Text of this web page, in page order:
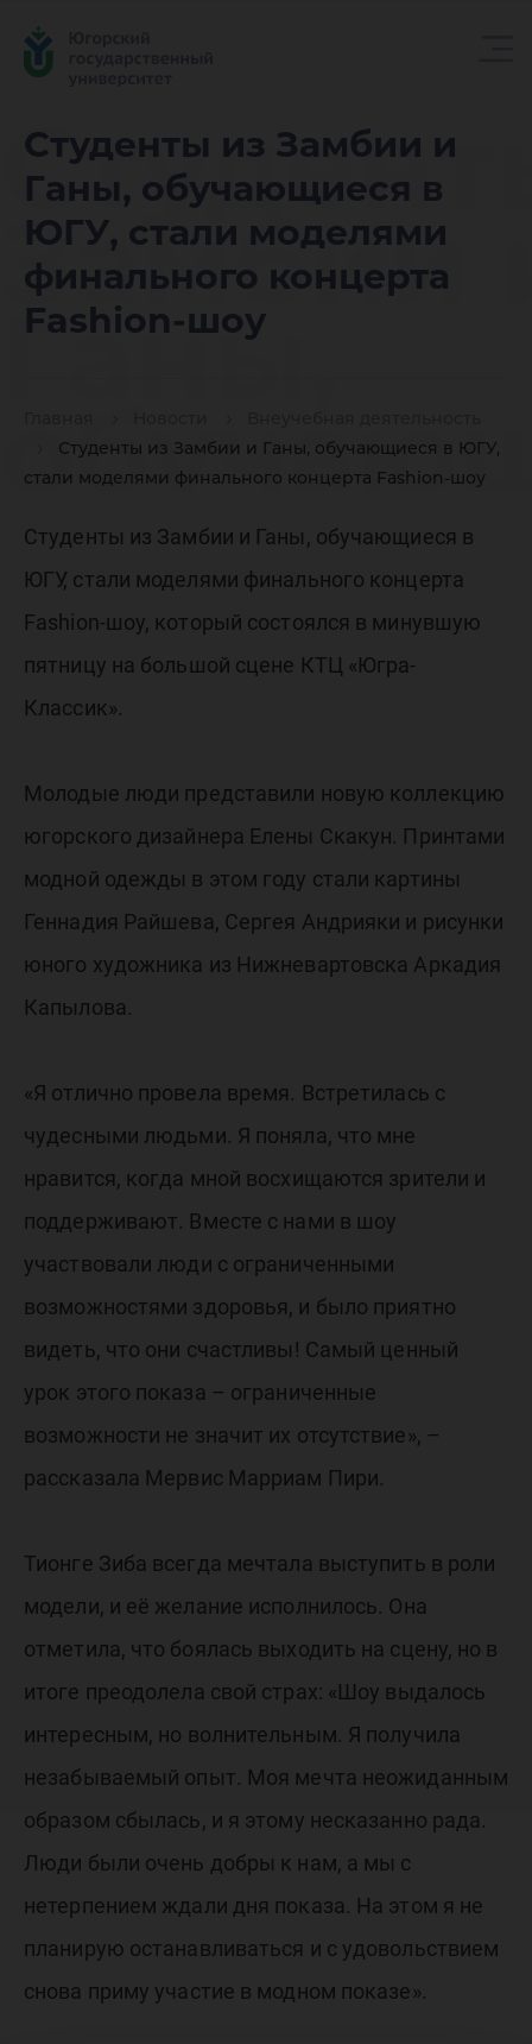
Студенты из Замбии и
Ганы, обучающиеся в
ЮГУ, стали моделями
финального концерта
Fashion-шоу
Студенты из Замбии и Ганы, обучающиеся в ЮГУ,
стали моделями финального концерта Fashion-шоу
Замбии
Ганы,
в ЮГУ,
Студенты из Замбии и Ганы, обучающиеся в
ЮГУ, стали моделями финального концерта
Fashion-шоу, который состоялся в минувшую
пятницу на большой сцене КТЦ «Югра-
Классик».
Молодые люди представили новую коллекцию
югорского дизайнера Елены Скакун. Принтами
модной одежды в этом году стали картины
Геннадия Райшева, Сергея Андрияки и рисунки
юного художника из Нижневартовска Аркадия
Капылова.
«Я отлично провела время. Встретилась с
чудесными людьми. Я поняла, что мне
нравится, когда мной восхищаются зрители и
поддерживают. Вместе с нами в шоу
участвовали люди с ограниченными
возможностями здоровья, и было приятно
видеть, что они счастливы! Самый ценный
урок этого показа – ограниченные
возможности не значит их отсутствие», –
рассказала Мервис Марриам Пири.
Тионге Зиба всегда мечтала выступить в роли
модели, и её желание исполнилось. Она
отметила, что боялась выходить на сцену, но в
итоге преодолела свой страх: «Шоу выдалось
интересным, но волнительным. Я получила
незабываемый опыт. Моя мечта неожиданным
образом сбылась, и я этому несказанно рада.
Люди были очень добры к нам, а мы с
нетерпением ждали дня показа. На этом я не
планирую останавливаться и с удовольствием
снова приму участие в модном показе».